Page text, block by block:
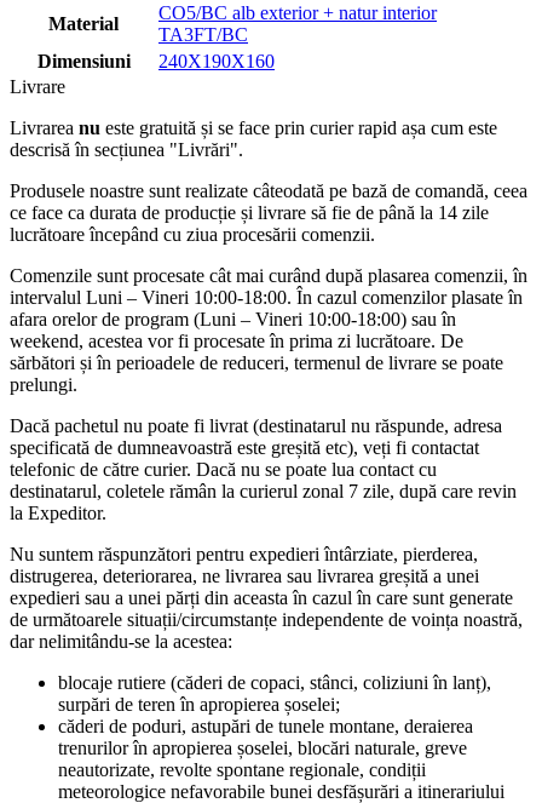
Material
CO5/BC alb exterior + natur interior
TA3FT/BC
Dimensiuni
240X190X160
Livrare
Livrarea nu este gratuită și se face prin curier rapid așa cum este
descrisă în secțiunea "Livrări".
Produsele noastre sunt realizate câteodată pe bază de comandă, ceea
ce face ca durata de producție și livrare să fie de până la 14 zile
lucrătoare începând cu ziua procesării comenzii.
Comenzile sunt procesate cât mai curând după plasarea comenzii, în
intervalul Luni – Vineri 10:00-18:00. În cazul comenzilor plasate în
afara orelor de program (Luni – Vineri 10:00-18:00) sau în
weekend, acestea vor fi procesate în prima zi lucrătoare. De
sărbători și în perioadele de reduceri, termenul de livrare se poate
prelungi.
Dacă pachetul nu poate fi livrat (destinatarul nu răspunde, adresa
specificată de dumneavoastră este greșită etc), veți fi contactat
telefonic de către curier. Dacă nu se poate lua contact cu
destinatarul, coletele rămân la curierul zonal 7 zile, după care revin
la Expeditor.
Nu suntem răspunzători pentru expedieri întârziate, pierderea,
distrugerea, deteriorarea, ne livrarea sau livrarea greșită a unei
expedieri sau a unei părți din aceasta în cazul în care sunt generate
de următoarele situații/circumstanțe independente de voința noastră,
dar nelimitându-se la acestea:
blocaje rutiere (căderi de copaci, stânci, coliziuni în lanț),
surpări de teren în apropierea șoselei;
căderi de poduri, astupări de tunele montane, deraierea
trenurilor în apropierea șoselei, blocări naturale, greve
neautorizate, revolte spontane regionale, condiții
meteorologice nefavorabile bunei desfășurări a itinerariului